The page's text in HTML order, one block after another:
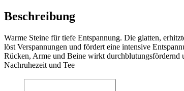
Beschreibung
Warme Steine für tiefe Entspannung. Die glatten,
löst Verspannungen und fördert eine intensive
Rücken, Arme und Beine wirkt durchblutungsfördernd
Nachruhezeit und Tee